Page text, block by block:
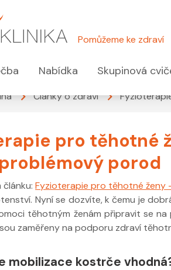
Pomůžeme ke zdraví
Nabídka Skupinová
Články o zdraví
pro těhotné
porod
článku:Fyzioterapie pro těhotné ženy
Nyní se dozvíte, k čemu je
těhotným ženám připravit se
zaměřeny na podporu zdraví
mobilizace kostrče